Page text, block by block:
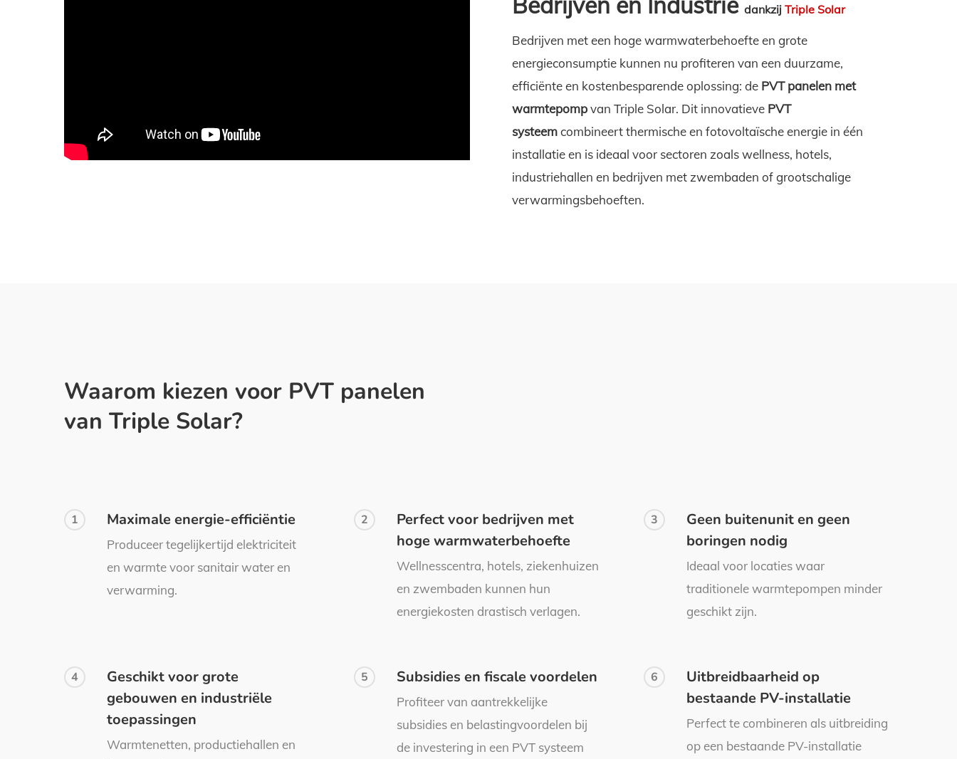
dankzij Triple Solar
Bedrijven met een hoge warmwaterbehoefte en grote
energieconsumptie kunnen nu profiteren van een duurzame,
efficiënte en kostenbesparende oplossing: de PVT panelen met
warmtepompvan Triple Solar. Dit innovatieve PVT
systeemcombineert thermische en fotovoltaïsche energie in één
installatie en is ideaal voor sectoren zoals wellness, hotels,
industriehallen en bedrijven met zwembaden of grootschalige
verwarmingsbehoeften.
Waarom kiezen voor PVT panelen
van Triple Solar?
1 Maximale energie-efficiëntie
Produceer tegelijkertijd elektriciteit
en warmte voor sanitair water en
verwarming.
2
Perfect voor bedrijven met
hoge warmwaterbehoefte
Wellnesscentra, hotels, ziekenhuizen
en zwembaden kunnen hun
energiekosten drastisch verlagen.
3
Geen buitenunit en geen
boringen nodig
Ideaal voor locaties waar
traditionele warmtepompen minder
geschikt zijn.
4
Geschikt voor grote
gebouwen en industriële
toepassingen
Warmtenetten, productiehallen en
5 Subsidies en fiscale voordelen
Profiteer van aantrekkelijke
subsidies en belastingvoordelen bij
de investering in een PVT systeem
6
Uitbreidbaarheid op
bestaande PV-installatie
Perfect te combineren als uitbreiding
op een bestaande PV-installatie